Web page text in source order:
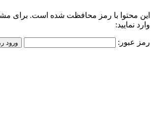
این محتوا با رمز محافظت شده است. برای
وارد نمایید:
رمز عبور: